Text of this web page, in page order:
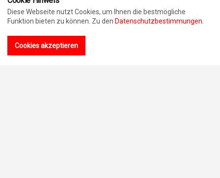
Diese Webseite nutzt Cookies, um Ihnen die bestmögliche
Funktion bieten zu können. Zu den Datenschutzbestimmungen
Cookies akzeptieren